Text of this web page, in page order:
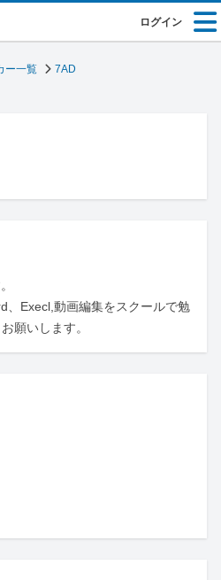
ログイン
ー一覧 7AD
、Execl,動画編集をスクールで勉
願いします。